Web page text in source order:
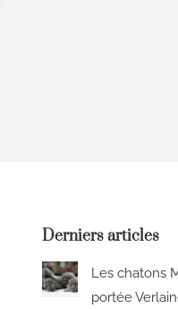
Derniers articles
Les chatons
portée